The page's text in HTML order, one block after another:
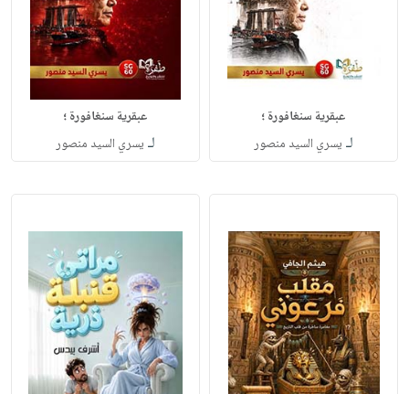
عبقرية سنغافورة ؛
لـ يسري السيد منصور
عبقرية سنغافورة ؛
لـ يسري السيد منصور